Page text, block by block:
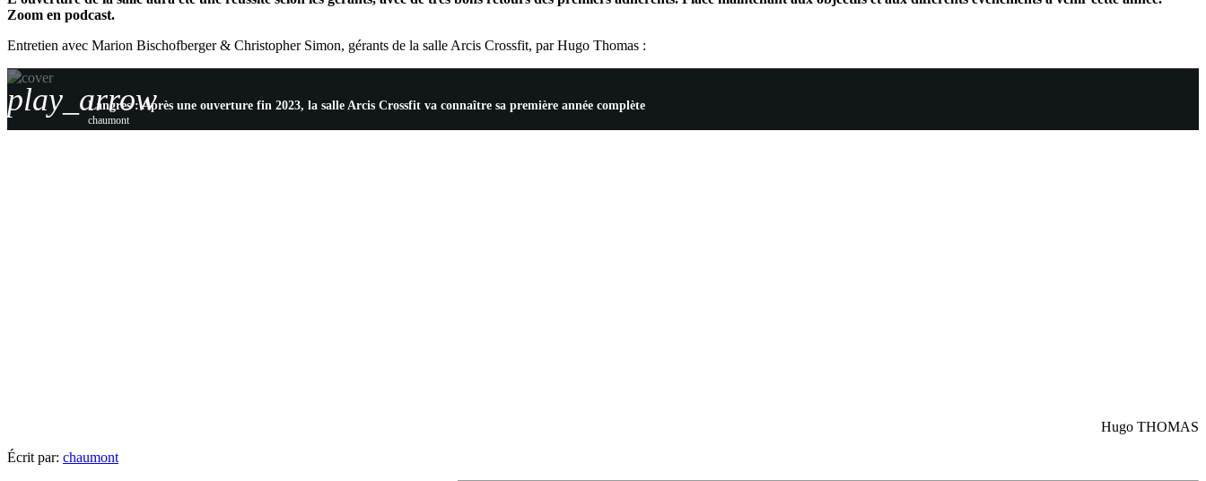
Zoom en podcast.
Entretien avec Marion Bischofberger & Christopher Simon, gérants de la salle Arcis Crossfit, par Hugo Thomas :
play_arrowLangres : Après une ouverture fin 2023, la salle Arcis Crossfit va connaître sa première année complète
chaumont
Hugo THOMAS
Écrit par: chaumont